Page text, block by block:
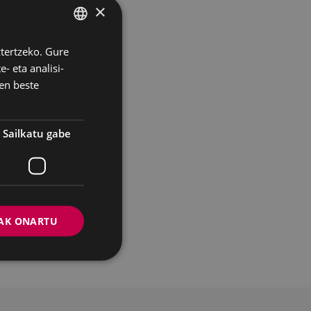
beste
bakoitzaren
honetara
izango dute:
BASQUE
SPANISH
×
Gure
eta analisi-
beste
Sailkatu gabe
ONARTU